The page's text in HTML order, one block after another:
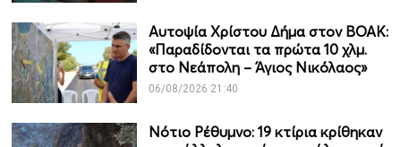
Αυτοψία Χρίστου Δήμα στον ΒΟΑΚ:
«Παραδίδονται τα πρώτα 10 χλμ.
στο Νεάπολη – Άγιος Νικόλαος»
06/08/2026 21:40
Νότιο Ρέθυμνο: 19 κτίρια κρίθηκαν